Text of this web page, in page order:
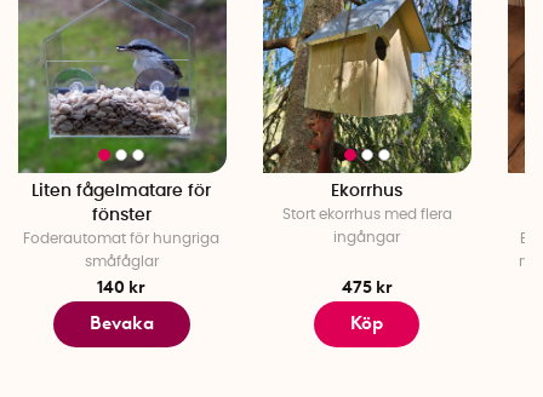
Liten fågelmatare för
fönster
Foderautomat för hungriga
småfåglar
140 kr
Bevaka
Ekorrhus
Stort ekorrhus med flera
ingångar
475 kr
Köp